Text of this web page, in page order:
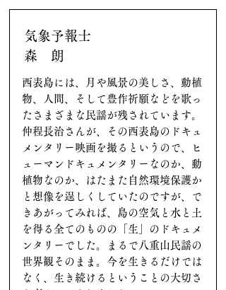
気象予報士
森 朗
西表島には、月や風景の美しさ、動植
物、人間、そして豊作祈願などを歌っ
たさまざまな民謡が残されています。
仲程長治さんが、その西表島のドキュ
メンタリー映画を撮るというので、ヒ
ューマンドキュメンタリーなのか、動
植物なのか、はたまた自然環境保護か
と想像を逞しくしていたのですが、で
きあがってみれば、島の空気と水と土
を得る全てのものの「生」のドキュメ
ンタリーでした。まるで八重山民謡の
世界観そのまま。今を生きるだけでは
なく、生き続けるということの大切さ